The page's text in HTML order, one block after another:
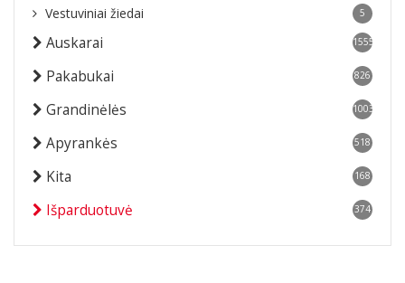
Vestuviniai žiedai 5
Auskarai 1555
Pakabukai 826
Grandinėlės 1003
Apyrankės 518
Kita 168
Išparduotuvė 374